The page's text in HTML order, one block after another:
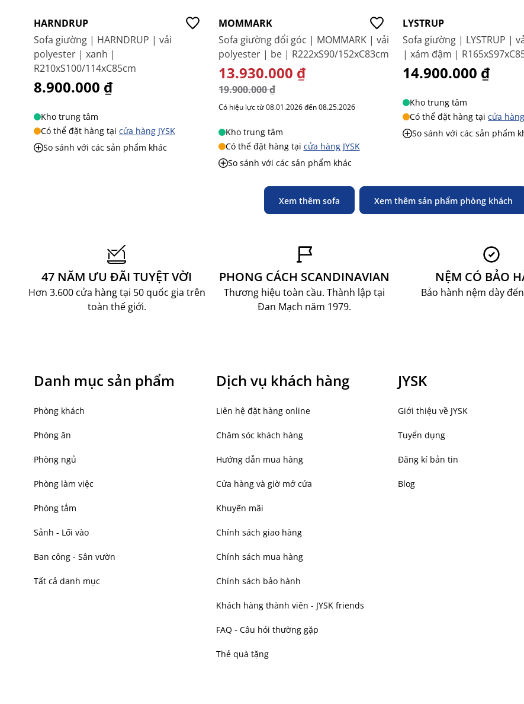
HARNDRUP
Sofa giường | HARNDRUP | vải
polyester | xanh |
R210xS100/114xC85cm
8.900.000 ₫
Kho trung tâm
Có thể đặt hàng tại cửa hàng JYSK
So sánh với các sản phẩm khác
MOMMARK
Sofa giường đổi góc | MOMMARK | vải
polyester | be | R222xS90/152xC83cm
GIÁ ĐẶC BIỆT
13.930.000 ₫
19.900.000 ₫
Có hiệu lực từ 08.01.2026 đến 08.25.2026
Kho trung tâm
Có thể đặt hàng tại cửa hàng JYSK
So sánh với các sản phẩm khác
LYSTRUP
Sofa giường | LYSTRUP |
| xám đậm |
14.900.000 ₫
Kho trung tâm
Có thể đặt hàng tại cửa hàng
So sánh với các sản phẩm
Xem thêm sofa Xem thêm sản phẩm phòng khách
47 NĂM ƯU ĐÃI TUYỆT VỜI
Hơn 3.600 cửa hàng tại 50 quốc gia trên
toàn thế giới.
PHONG CÁCH SCANDINAVIAN
Thương hiệu toàn cầu. Thành lập tại
Đan Mạch năm 1979.
NỆM CÓ BẢO
Bảo hành nệm dày
Danh mục sản phẩm
Phòng khách
Phòng ăn
Phòng ngủ
Phòng làm việc
Phòng tắm
Sảnh - Lối vào
Ban công - Sân vườn
Tất cả danh mục
Dịch vụ khách hàng
Liên hệ đặt hàng online
Chăm sóc khách hàng
Hướng dẫn mua hàng
Cửa hàng và giờ mở cửa
Khuyến mãi
Chính sách giao hàng
Chính sách mua hàng
Chính sách bảo hành
Khách hàng thành viên - JYSK friends
FAQ - Câu hỏi thường gặp
Thẻ quà tặng
JYSK
Giới thiệu về JYSK
Tuyển dụng
Đăng kí bản tin
Blog